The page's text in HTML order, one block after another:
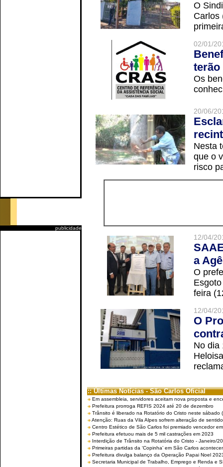
publicidade
O
Carlos
02/01/
terão
Os
20/06/
Nesta
que o
risco
12/04/
a
O
feira
12/04/
O
No dia
:: Últimas Notícias - São Carlos Oficial
Em assembleia, servidores aceitam nova proposta e
Prefeitura prorroga REFIS 2024 até 20 de dezembro
Trânsito é liberado na Rotatório do Cristo neste sábado
Atenção: Ruas da Vila Alpes sofrem alteração de
Centro Estético de São Carlos foi premiado vencedor
Prefeitura efetuou mais de 5 mil castrações em 2023
Interdição de Trânsito na Rotatória do Cristo - Janeiro/
Primeiras partidas da ‘Copinha’ em São Carlos
Prefeitura divulga balanço da Operação Papai Noel
Secretaria Municipal de Trabalho, Emprego e Renda e